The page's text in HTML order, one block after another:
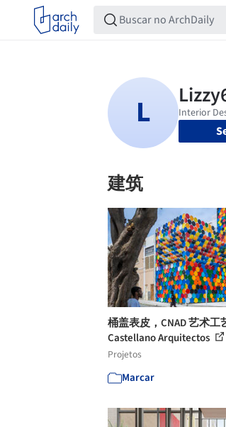
建筑
桶盖表皮，CNAD 艺术工
Castellano Arquitectos
Projetos
Marcar